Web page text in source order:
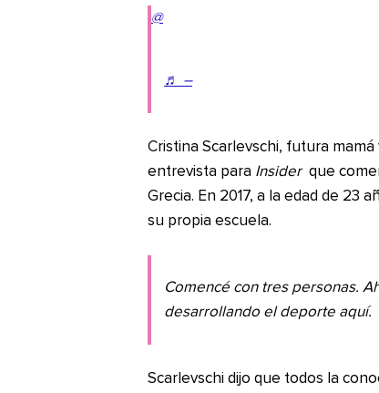
@
♬ –
Cristina Scarlevschi, futura mamá
entrevista para Insider que
Grecia. En 2017, a la edad de 23
su propia escuela.
Comencé con tres personas.
desarrollando el deporte aquí.
Scarlevschi dijo que todos la